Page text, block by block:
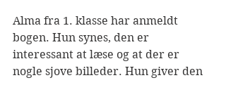
Alma fra 1. klasse har anmeldt
bogen. Hun synes, den er
interessant at læse og at der er
nogle sjove billeder. Hun giver den